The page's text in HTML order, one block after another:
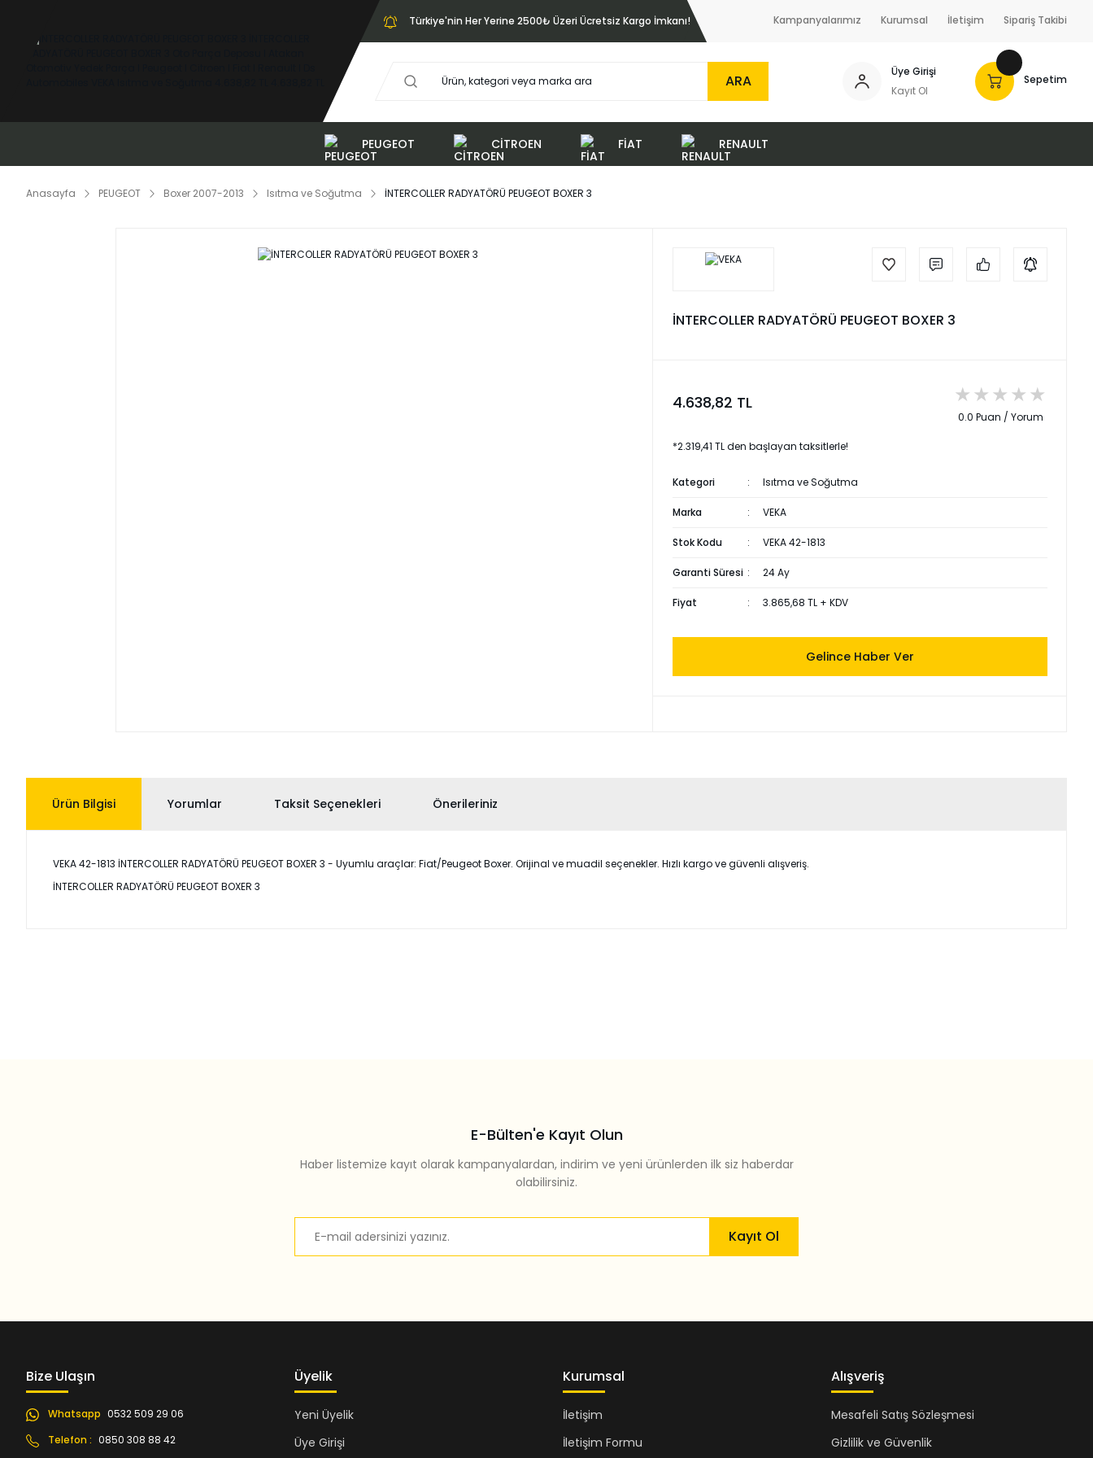
Türkiye'nin Her Yerine 2500₺ Üzeri Ücretsiz Kargo İmkanı! Kampanyalarımız Kurumsal İletişim Sipariş Takibi
ARA
Üye Girişi
Kayıt Ol
Sepetim
PEUGEOT CİTROEN FİAT RENAULT
Anasayfa PEUGEOT Boxer 2007-2013 Isıtma ve Soğutma İNTERCOLLER RADYATÖRÜ PEUGEOT BOXER 3
İNTERCOLLER RADYATÖRÜ PEUGEOT BOXER 3
4.638,82 TL
0.0 Puan / Yorum
*2.319,41 TL den başlayan taksitlerle!
Kategori Isıtma ve Soğutma
Marka VEKA
Stok Kodu VEKA 42-1813
Garanti Süresi 24 Ay
Fiyat 3.865,68 TL + KDV
Gelince Haber Ver
Ürün Bilgisi Yorumlar Taksit Seçenekleri Önerileriniz
VEKA 42-1813 İNTERCOLLER RADYATÖRÜ PEUGEOT BOXER 3 - Uyumlu araçlar: Fiat/Peugeot Boxer. Orijinal ve muadil seçenekler. Hızlı kargo ve güvenli alışveriş.
İNTERCOLLER RADYATÖRÜ PEUGEOT BOXER 3
Gönder
E-Bülten'e Kayıt Olun
Haber listemize kayıt olarak kampanyalardan, indirim ve yeni ürünlerden ilk siz haberdar
olabilirsiniz.
Kayıt Ol
Bize Ulaşın
Whatsapp 0532 509 29 06
Telefon : 0850 308 88 42
Üyelik
Yeni Üyelik
Üye Girişi
Kurumsal
İletişim
İletişim Formu
Alışveriş
Mesafeli Satış Sözleşmesi
Gizlilik ve Güvenlik